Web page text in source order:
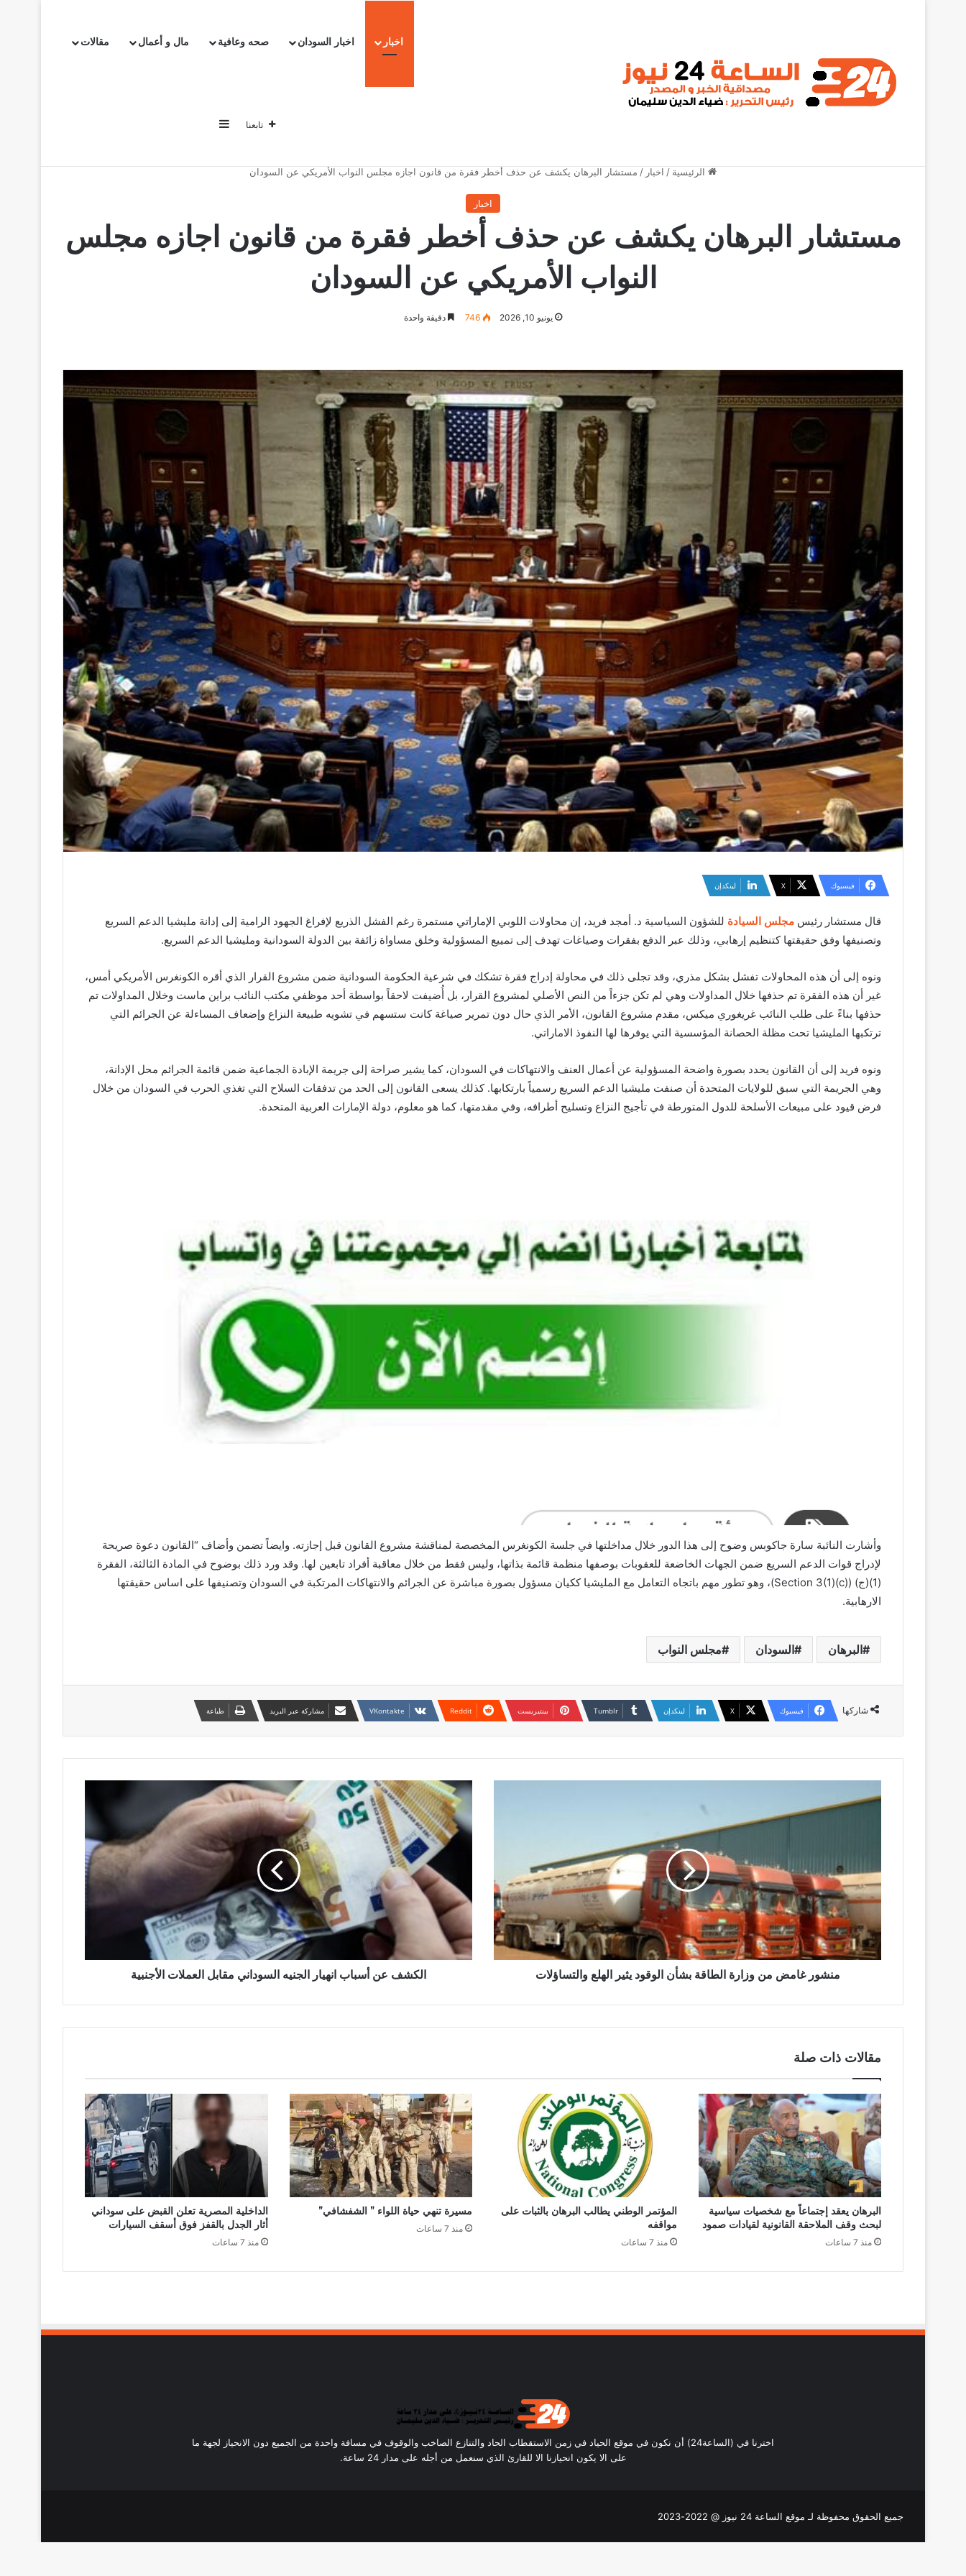
اخبار اخبار السودان صحه وعافية مال و أعمال مقالات
تابعنا إضافة عمود جانبي اخبار السودان صحه وعافية
الرئيسية / اخبار / مستشار البرهان يكشف عن حذف أخطر فقرة من قانون اجازه مجلس النواب الأمريكي عن السودان
اخبار
مستشار البرهان يكشف عن حذف أخطر فقرة من قانون اجازه مجلس
النواب الأمريكي عن السودان
يونيو 10, 2026 746 دقيقة واحدة
فيسبوك ‫X لينكدإن
قال مستشار رئيس مجلس السيادة للشؤون السياسية د. أمجد فريد، إن محاولات اللوبي الإماراتي مستمرة رغم الفشل الذريع لإفراغ الجهود الرامية إلى إدانة مليشيا الدعم السريع
وتصنيفها وفق حقيقتها كتنظيم إرهابي، وذلك عبر الدفع بفقرات وصياغات تهدف إلى تمييع المسؤولية وخلق مساواة زائفة بين الدولة السودانية ومليشيا الدعم السريع.
ونوه إلى أن هذه المحاولات تفشل بشكل مذري، وقد تجلى ذلك في محاولة إدراج فقرة تشكك في شرعية الحكومة السودانية ضمن مشروع القرار الذي أقره الكونغرس الأمريكي أمس،
غير أن هذه الفقرة تم حذفها خلال المداولات وهي لم تكن جزءاً من النص الأصلي لمشروع القرار، بل أُضيفت لاحقاً بواسطة أحد موظفي مكتب النائب براين ماست وخلال المداولات تم
حذفها بناءً على طلب النائب غريغوري ميكس، مقدم مشروع القانون، الأمر الذي حال دون تمرير صياغة كانت ستسهم في تشويه طبيعة النزاع وإضعاف المساءلة عن الجرائم التي
ترتكبها المليشيا تحت مظلة الحصانة المؤسسية التي يوفرها لها النفوذ الاماراتي.
ونوه فريد إلى أن القانون يحدد بصورة واضحة المسؤولية عن أعمال العنف والانتهاكات في السودان، كما يشير صراحة إلى جريمة الإبادة الجماعية ضمن قائمة الجرائم محل الإدانة،
وهي الجريمة التي سبق للولايات المتحدة أن صنفت مليشيا الدعم السريع رسمياً بارتكابها. كذلك يسعى القانون إلى الحد من تدفقات السلاح التي تغذي الحرب في السودان من خلال
فرض قيود على مبيعات الأسلحة للدول المتورطة في تأجيج النزاع وتسليح أطرافه، وفي مقدمتها، كما هو معلوم، دولة الإمارات العربية المتحدة.
وأشارت النائبة سارة جاكوبس وضوح إلى هذا الدور خلال مداخلتها في جلسة الكونغرس المخصصة لمناقشة مشروع القانون قبل إجازته. وايضاً تضمن وأضاف “القانون دعوة صريحة
لإدراج قوات الدعم السريع ضمن الجهات الخاضعة للعقوبات بوصفها منظمة قائمة بذاتها، وليس فقط من خلال معاقبة أفراد تابعين لها. وقد ورد ذلك بوضوح في المادة الثالثة، الفقرة
(1)(ج) (Section 3(1)(c))، وهو تطور مهم باتجاه التعامل مع المليشيا ككيان مسؤول بصورة مباشرة عن الجرائم والانتهاكات المرتكبة في السودان وتصنيفها على اساس حقيقتها
الارهابية.
البرهان السودان مجلس النواب
شاركها فيسبوك ‫X لينكدإن بينتيريست مشاركة عبر البريد طباعة
غامض
الوقود
يثير
الهلع
والتساؤلات
منشور غامض من وزارة الطاقة بشأن الوقود يثير الهلع والتساؤلات
الكشف
عن
أسباب
انهيار
العملات
الأجنبية
الكشف عن أسباب انهيار الجنيه السوداني مقابل العملات الأجنبية
مقالات ذات صلة
البرهان يعقد إجتماعاً مع شخصيات سياسية
لبحث وقف الملاحقة القانونية لقيادات صمود
منذ 7 ساعات
المؤتمر الوطني يطالب البرهان بالثبات على
مواقفه
منذ 7 ساعات
مسيرة تنهي حياة اللواء ” الشفشافي”
منذ 7 ساعات
الداخلية المصرية تعلن القبض على سوداني
أثار الجدل بالقفز فوق أسقف السيارات
منذ 7 ساعات
اخترنا في (الساعة24) أن نكون في موقع الحياد في زمن الاستقطاب الحاد والتنازع الصاخب والوقوف في مسافة واحدة من الجميع دون الانحياز لجهة ما
على الا يكون انحيازنا الا للقارئ الذي سنعمل من أجله على مدار 24 ساعة.
جميع الحقوق محفوظة لـ موقع الساعة 24 نيوز @ 2022-2023